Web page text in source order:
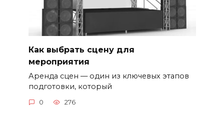
Как выбрать сцену для
мероприятия
Аренда сцен — один из ключевых этапов
подготовки, который
0 276